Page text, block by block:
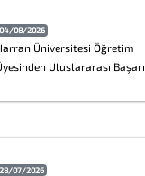
04/08/2026
Üniversitesi Öğretim
Uluslararası Başarı
28/07/2026